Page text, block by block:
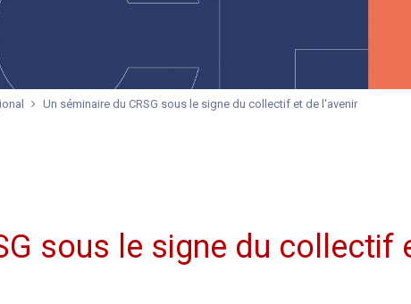
Un séminaire du CRSG sous le signe du collectif et de l'avenir
sous le signe du collectif